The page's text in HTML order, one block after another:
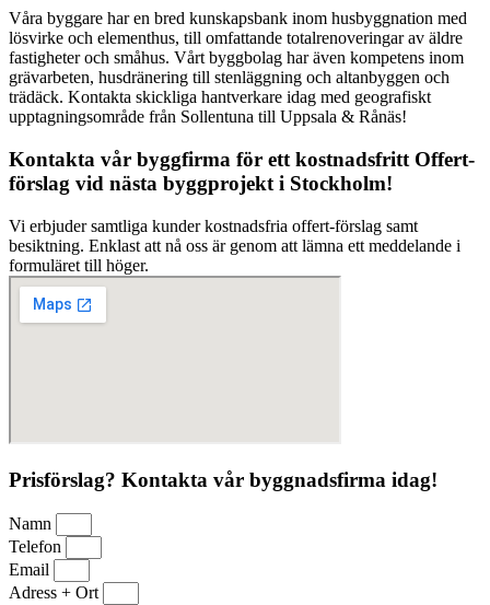
Våra byggare har en bred kunskapsbank inom husbyggnation med
lösvirke och elementhus, till omfattande totalrenoveringar av äldre
fastigheter och småhus. Vårt byggbolag har även kompetens inom
grävarbeten, husdränering till stenläggning och altanbyggen och
trädäck. Kontakta skickliga hantverkare idag med geografiskt
upptagningsområde från Sollentuna till Uppsala & Rånäs!
Kontakta vår byggfirma för ett kostnadsfritt Offert-
förslag vid nästa byggprojekt i Stockholm!
Vi erbjuder samtliga kunder kostnadsfria offert-förslag samt
besiktning. Enklast att nå oss är genom att lämna ett meddelande i
formuläret till höger.
Prisförslag? Kontakta vår byggnadsfirma idag!
Namn
Telefon
Email
Adress + Ort